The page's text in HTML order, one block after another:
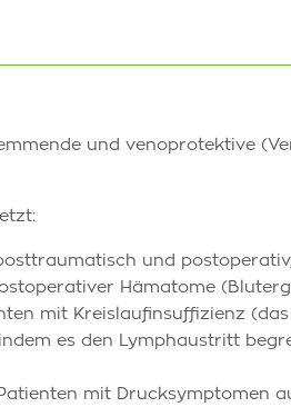
und venoprotektive
und postoperativ,
Hämatome
mit Kreislaufinsuffizienz
es den Lymphaustritt
mit Drucksymptomen